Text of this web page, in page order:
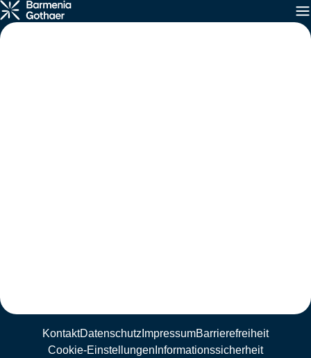
KontaktDatenschutz ImpressumBarrierefreiheit
Cookie-Einstellungen Informationssicherheit